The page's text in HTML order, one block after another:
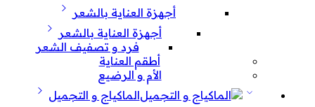
أجهزة العناية بالشعر
أجهزة العناية بالشعر
فرد و تصفيف الشعر
أطقم العناية
الأم و الرضيع
الماكياج و التجميل